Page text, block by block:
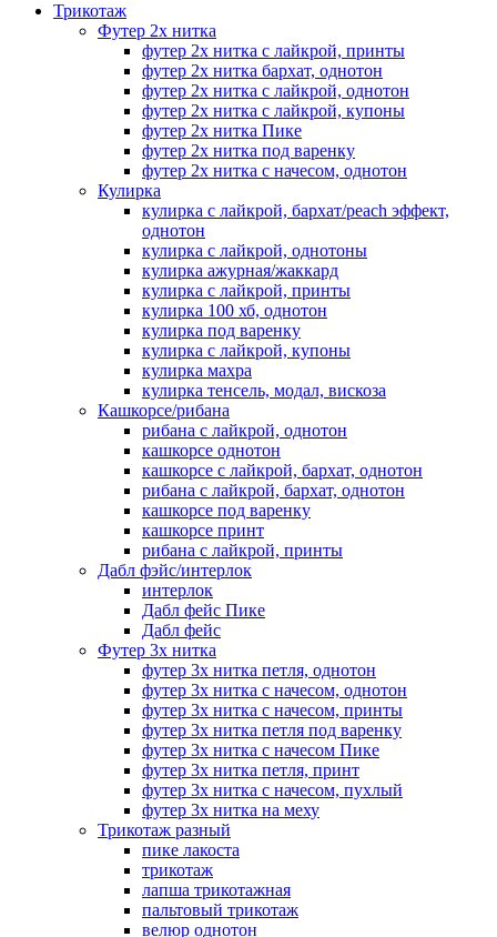
Трикотаж
Футер 2х нитка
футер 2х нитка с лайкрой, принты
футер 2х нитка бархат, однотон
футер 2х нитка с лайкрой, однотон
футер 2х нитка с лайкрой, купоны
футер 2х нитка Пике
футер 2х нитка под варенку
футер 2х нитка с начесом, однотон
Кулирка
кулирка с лайкрой, бархат/peach эффект,
однотон
кулирка с лайкрой, однотоны
кулирка ажурная/жаккард
кулирка с лайкрой, принты
кулирка 100 хб, однотон
кулирка под варенку
кулирка с лайкрой, купоны
кулирка махра
кулирка тенсель, модал, вискоза
Кашкорсе/рибана
рибана с лайкрой, однотон
кашкорсе однотон
кашкорсе с лайкрой, бархат, однотон
рибана с лайкрой, бархат, однотон
кашкорсе под варенку
кашкорсе принт
рибана с лайкрой, принты
Дабл фэйс/интерлок
интерлок
Дабл фейс Пике
Дабл фейс
Футер 3х нитка
футер 3х нитка петля, однотон
футер 3х нитка с начесом, однотон
футер 3х нитка с начесом, принты
футер 3х нитка петля под варенку
футер 3х нитка с начесом Пике
футер 3х нитка петля, принт
футер 3х нитка с начесом, пухлый
футер 3х нитка на меху
Трикотаж разный
пике лакоста
трикотаж
лапша трикотажная
пальтовый трикотаж
велюр однотон